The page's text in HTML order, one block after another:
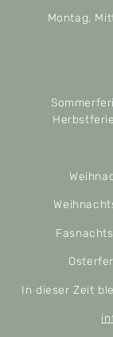
Montag,
In dieser Zeit